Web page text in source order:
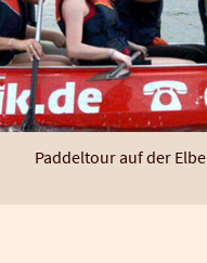
Pad­del­tour auf der Elbe